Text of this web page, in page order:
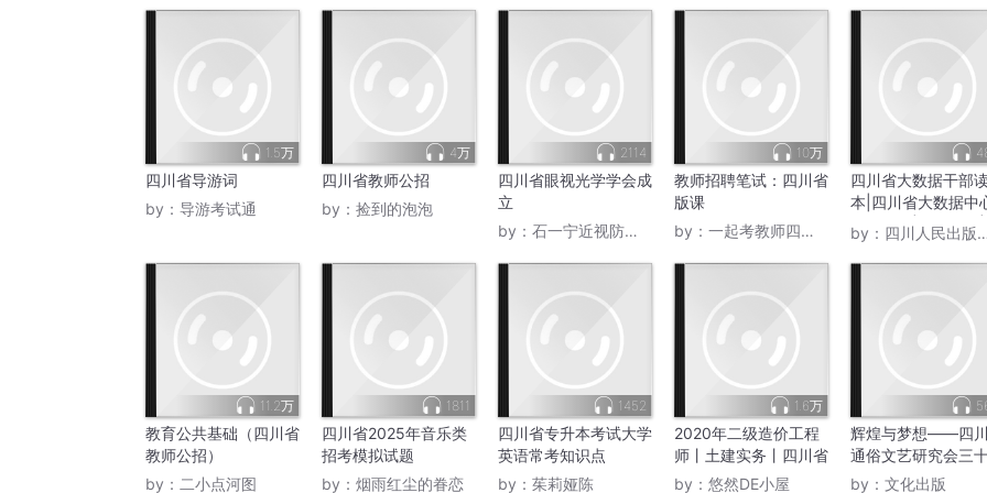
1.5万
四川省导游词
by： 导游考试通
4万
四川省教师公招
by： 捡到的泡泡
2114
四川省眼视光学学会成
立
by： 石一宁近视防控体系
10万
教师招聘笔试：四川省
版课
by： 一起考教师四川学堂
四川省大数据干部
本|四川省大数据中
权威编写|治国理政
电子书
by： 四川人民出版社电子书
11.2万
教育公共基础（四川省
教师公招）
by： 二小点河图
1811
四川省2025年音乐类
招考模拟试题
by： 烟雨红尘的眷恋
1452
四川省专升本考试大学
英语常考知识点
by： 茱莉娅陈
1.6万
2020年二级造价工程
师丨土建实务丨四川省
by： 悠然DE小屋
辉煌与梦想——四
通俗文艺研究会三
by： 文化出版